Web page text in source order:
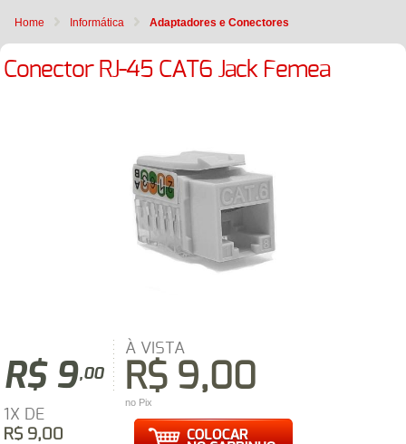
Home Informática Adaptadores e Conectores
Conector RJ-45 CAT6 Jack Femea
R$ 9,00
À VISTA
R$ 9,00
no Pix
1X DE
R$ 9,00